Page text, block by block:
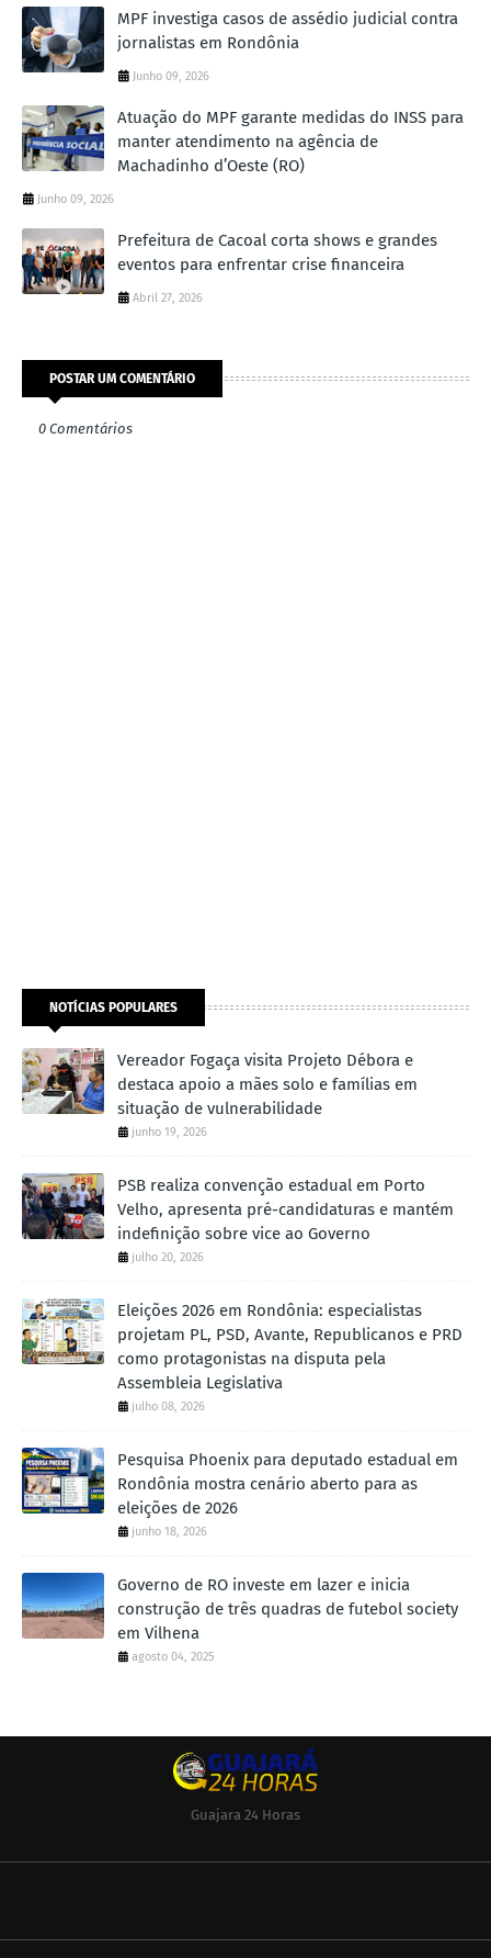
MPF investiga casos de assédio judicial contra
jornalistas em Rondônia
Junho 09, 2026
Atuação do MPF garante medidas do INSS para
manter atendimento na agência de
Machadinho d’Oeste (RO)
Junho 09, 2026
Prefeitura de Cacoal corta shows e grandes
eventos para enfrentar crise financeira
Abril 27, 2026
POSTAR UM COMENTÁRIO
0 Comentários
NOTÍCIAS POPULARES
Vereador Fogaça visita Projeto Débora e
destaca apoio a mães solo e famílias em
situação de vulnerabilidade
junho 19, 2026
PSB realiza convenção estadual em Porto
Velho, apresenta pré-candidaturas e mantém
indefinição sobre vice ao Governo
julho 20, 2026
Eleições 2026 em Rondônia: especialistas
projetam PL, PSD, Avante, Republicanos e PRD
como protagonistas na disputa pela
Assembleia Legislativa
julho 08, 2026
Pesquisa Phoenix para deputado estadual em
Rondônia mostra cenário aberto para as
eleições de 2026
junho 18, 2026
Governo de RO investe em lazer e inicia
construção de três quadras de futebol society
em Vilhena
agosto 04, 2025
Guajara 24 Horas